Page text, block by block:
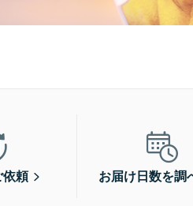
頼 お届け日数を調